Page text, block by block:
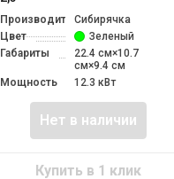
ПроизводительСибирячка
Цвет
Зеленый
Габариты
22.4 см×10.7
см×9.4 см
Мощность
12.3 кВт
Нет в наличии